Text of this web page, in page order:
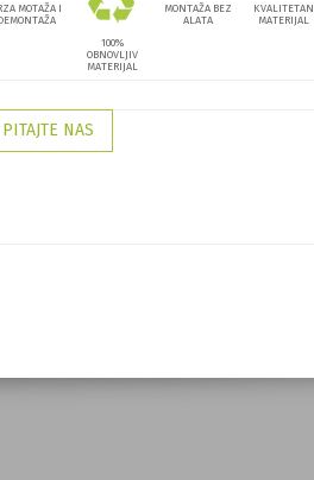
MOTAŽA I
100%
OBNOVLJIV
MATERIJAL
MONTAŽA BEZ
ALATA
KVALITETAN
MATERIJAL
PITAJTE NAS